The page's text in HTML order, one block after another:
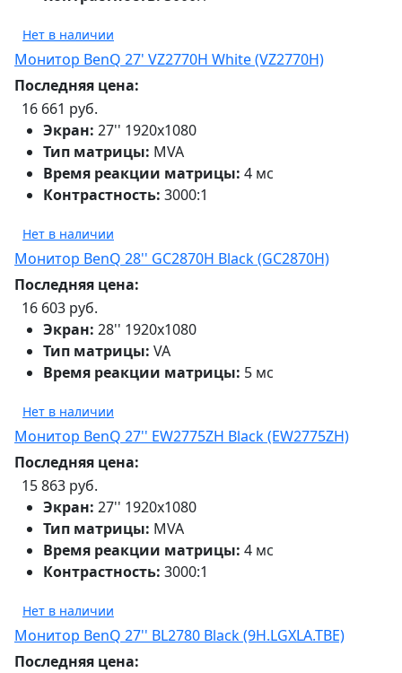
Нет в наличии
Монитор BenQ 27' VZ2770H White (VZ2770H)
Последняя цена:
16 661 руб.
Экран: 27'' 1920х1080
Тип матрицы: MVA
Время реакции матрицы: 4 мс
Контрастность: 3000:1
Нет в наличии
Монитор BenQ 28'' GC2870H Black (GC2870H)
Последняя цена:
16 603 руб.
Экран: 28'' 1920х1080
Тип матрицы: VA
Время реакции матрицы: 5 мс
Нет в наличии
Монитор BenQ 27'' EW2775ZH Black (EW2775ZH)
Последняя цена:
15 863 руб.
Экран: 27'' 1920х1080
Тип матрицы: MVA
Время реакции матрицы: 4 мс
Контрастность: 3000:1
Нет в наличии
Монитор BenQ 27'' BL2780 Black (9H.LGXLA.TBE)
Последняя цена: